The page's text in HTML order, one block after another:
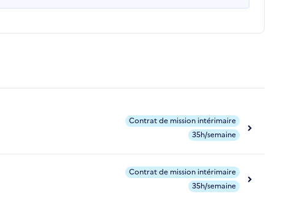
Contrat de mission intérimaire
35h/semaine
Contrat de mission intérimaire
35h/semaine